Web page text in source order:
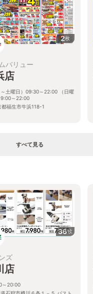
2枚
バリュー
店
土曜日）09:30～22:00 （日曜
9:00～22:00
都福生市牛浜118-1
すべて見る
36枚
ズ
店
～20:00
石狩市樽川６条１－５ パスト